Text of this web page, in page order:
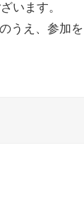
います。
うえ、参加